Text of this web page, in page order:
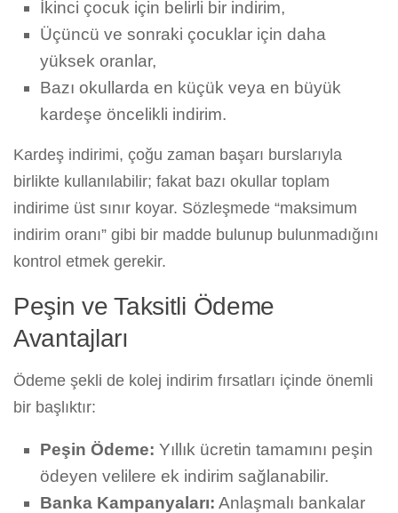
İkinci çocuk için belirli bir indirim,
Üçüncü ve sonraki çocuklar için daha
yüksek oranlar,
Bazı okullarda en küçük veya en büyük
kardeşe öncelikli indirim.
Kardeş indirimi, çoğu zaman başarı burslarıyla
birlikte kullanılabilir; fakat bazı okullar toplam
indirime üst sınır koyar. Sözleşmede “maksimum
indirim oranı” gibi bir madde bulunup bulunmadığını
kontrol etmek gerekir.
Peşin ve Taksitli Ödeme
Avantajları
Ödeme şekli de kolej indirim fırsatları içinde önemli
bir başlıktır:
Peşin Ödeme: Yıllık ücretin tamamını peşin
ödeyen velilere ek indirim sağlanabilir.
Banka Kampanyaları: Anlaşmalı bankalar